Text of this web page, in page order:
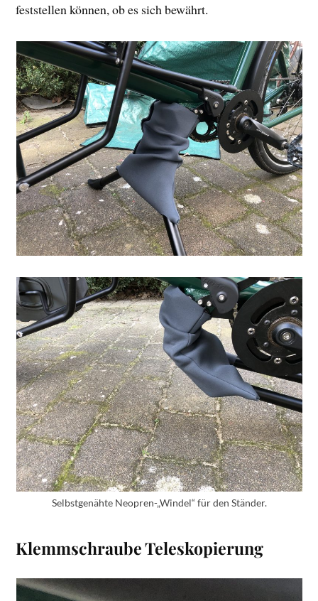
feststellen können, ob es sich bewährt.
Selbstgenähte Neopren-„Windel“ für den Ständer.
Klemmschraube Teleskopierung